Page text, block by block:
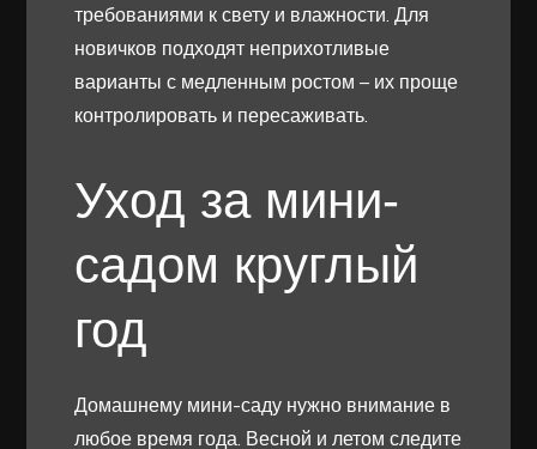
требованиями к свету и влажности. Для
новичков подходят неприхотливые
варианты с медленным ростом – их проще
контролировать и пересаживать.
Уход за мини-
садом круглый
год
Домашнему мини-саду нужно внимание в
любое время года. Весной и летом следите